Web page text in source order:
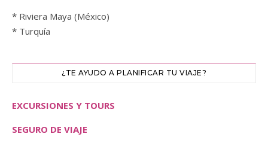
* Riviera Maya (México)
* Turquía
¿TE AYUDO A PLANIFICAR TU VIAJE?
EXCURSIONES Y TOURS
SEGURO DE VIAJE